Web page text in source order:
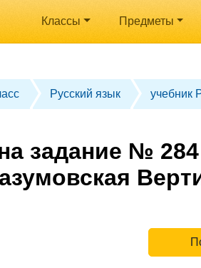
Классы Предметы
Русский язык учебник
задание №